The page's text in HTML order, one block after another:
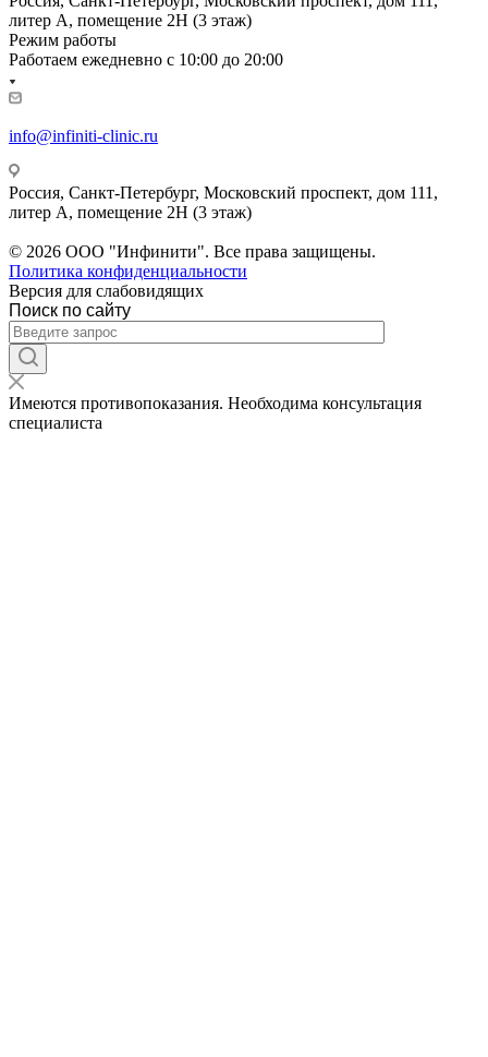
литер А, помещение 2Н (3 этаж)
Режим работы
Работаем ежедневно с 10:00 до 20:00
info@infiniti-clinic.ru
Россия, Санкт-Петербург, Московский проспект, дом 111,
литер А, помещение 2Н (3 этаж)
© 2026 ООО "Инфинити". Все права защищены.
Политика конфиденциальности
Версия для слабовидящих
Поиск по сайту
Имеются противопоказания. Необходима консультация
специалиста